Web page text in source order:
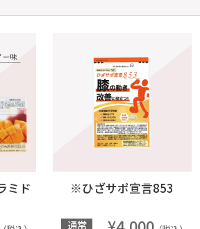
ミド
※ひざサポ宣言853
通常